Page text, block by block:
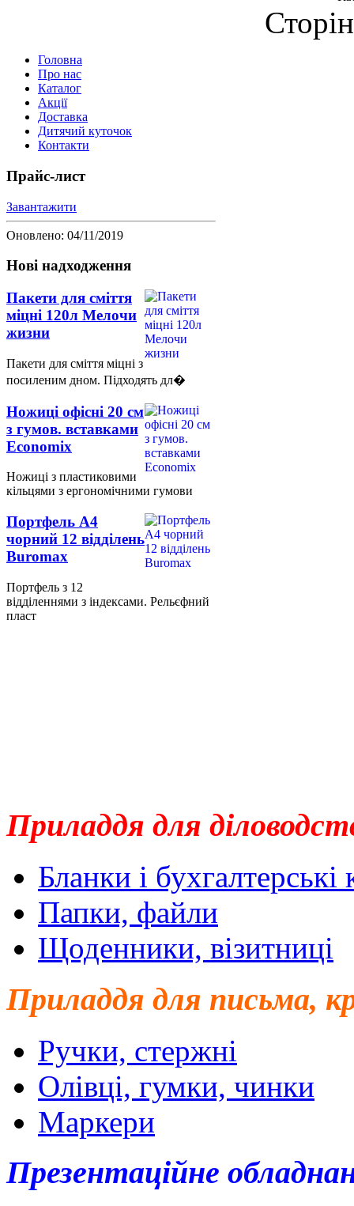
Головна
Про нас
Каталог
Акції
Доставка
Дитячий куточок
Контакти
Прайс-лист
Завантажити
Оновлено: 04/11/2019
Нові надходження
Пакети для сміття
міцні 120л Мелочи
жизни
Пакети для сміття міцні з
посиленим дном. Підходять дл�
Ножиці офісні 20 см
з гумов. вставками
Economix
Ножиці з пластиковими
кільцями з ергономічними гумови
Портфель А4
чорний 12 відділень
Buromax
Портфель з 12
відділеннями з індексами. Рельєфний
пласт
Приладдя для
Бланки і бухгалтерські
Папки, файли
Щоденники, візитниці
Приладдя для письма,
Ручки, стержні
Олівці, гумки, чинки
Маркери
Презентаційне